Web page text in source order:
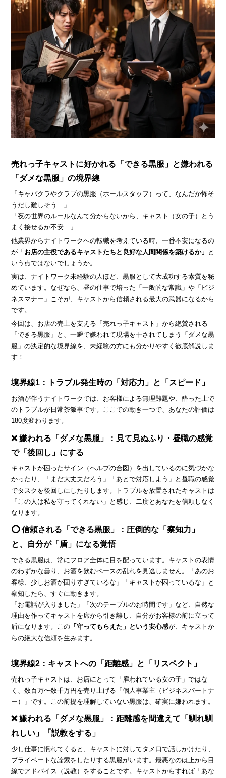
ご応募・お問い合わせはこちら
› 会社概要
› 店舗スタッフ求人
› グループサイト
› 女性求人
売れっ子キャストに好かれる 「できる黒服」 と嫌われる
「ダメな黒服」の境界線
「キャバクラやクラブの黒服（ホールスタッフ）って、なんだか怖そ
うだし難しそう…」
「夜の世界のルールなんて分からないから、キャスト（女の子）とう
まく接せるか不安…」
他業界からナイトワークへの転職を考えている時、一番不安になるの
が 「お店の主役であるキャストたちと良好な人間関係を築けるか」
と
いう点ではないでしょうか。
実は、ナイトワーク未経験の人ほど、黒服として大成功する素質を秘
めています。なぜなら、昼の仕事で培った「一般的な常識」や「ビジ
ネスマナー」こそが、キャストから信頼される最大の武器になるから
です。
今回は、お店の売上を支える「売れっ子キャスト」から絶賛される
「できる黒服」と、一瞬で嫌われて現場を干されてしまう「ダメな黒
服」の決定的な境界線を、未経験の方にも分かりやすく徹底解説しま
す！
境界線1：トラブル発生時の「対応力」と「スピード」
お酒が伴うナイトワークでは、お客様による無理難題や、酔った上で
のトラブルが日常茶飯事です。ここでの動き一つで、あなたの評価は
180度変わります。
❌ 嫌われる「ダメな黒服」：見て見ぬふり・昼職の感覚
で「後回し」にする
キャストが困ったサイン（ヘルプの合図）を出しているのに気づかな
かったり、「まだ大丈夫だろう」「あとで対応しよう」と昼職の感覚
でタスクを後回しにしたりします。トラブルを放置されたキャストは
「この人は私を守ってくれない」と感じ、二度とあなたを信頼しなく
なります。
⭕ 信頼される「できる黒服」：圧倒的な「察知力」
と、自分が「盾」になる覚悟
できる黒服は、常にフロア全体に目を配っています。キャストの表情
のわずかな曇り、お酒を飲むペースの乱れを見逃しません。「あのお
客様、少しお酒が回りすぎているな」「キャストが困っているな」と
察知したら、すぐに動きます。
「お電話が入りました」「次のテーブルのお時間です」など、自然な
理由を作ってキャストを席から引き離し、自分がお客様の前に立って
盾になります。この 「守ってもらえた」という安心感が、キャストか
らの絶大な信頼を生みます。
境界線2：キャストへの「距離感」と「リスペクト」
売れっ子キャストは、お店にとって「雇われている女の子」ではな
く、数百万〜数千万円を売り上げる「個人事業主（ビジネスパートナ
ー）」です。この前提を理解していない黒服は、確実に嫌われます。
❌ 嫌われる「ダメな黒服」：距離感を間違えて「馴れ馴
れしい」「説教をする」
少し仕事に慣れてくると、キャストに対してタメ口で話しかけたり、
プライベートな詮索をしたりする黒服がいます。最悪なのは上から目
線でアドバイス（説教）をすることです。キャストからすれば「あな